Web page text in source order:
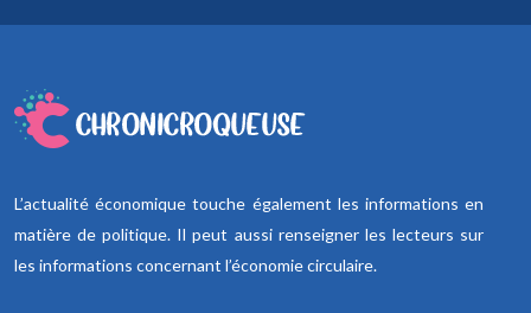
L’actualité économique touche également les informations en
matière de politique. Il peut aussi renseigner les lecteurs sur
les informations concernant l’économie circulaire.